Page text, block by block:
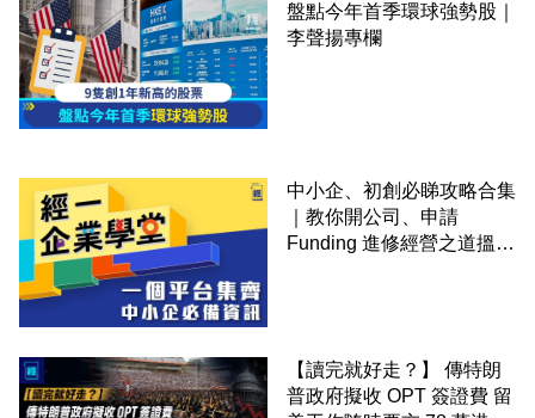
盤點今年首季環球強勢股｜
李聲揚專欄
中小企、初創必睇攻略合集
｜教你開公司、申請
Funding 進修經營之道搵大
【讀完就好走？】 傳特朗
普政府擬收 OPT 簽證費 留